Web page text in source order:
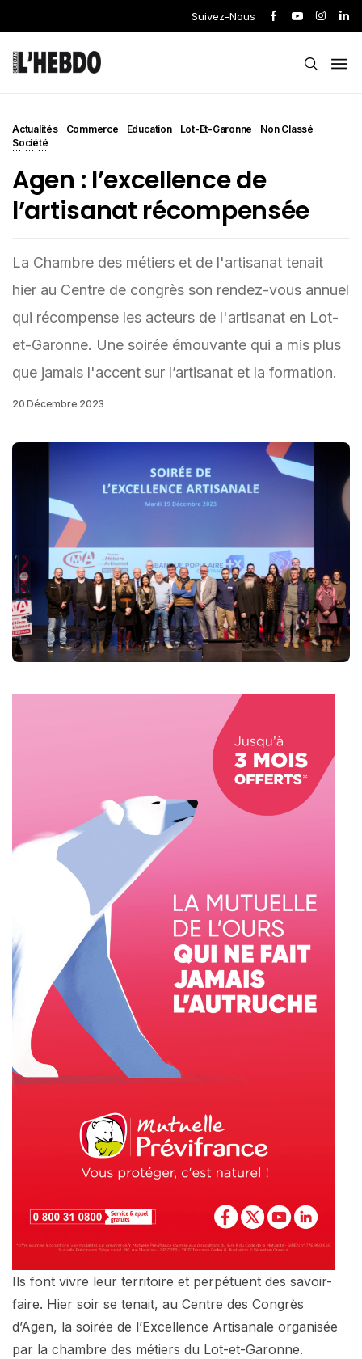
Suivez-Nous
Actualités Commerce Education Lot-Et-Garonne
Non Classé
Société
Agen : l’excellence de
l’artisanat récompensée
La Chambre des métiers et de l'artisanat tenait
hier au Centre de congrès son rendez-vous annuel
qui récompense les acteurs de l'artisanat en Lot-
et-Garonne. Une soirée émouvante qui a mis plus
que jamais l'accent sur l’artisanat et la formation.
20 Décembre 2023
Ils font vivre leur territoire et perpétuent des savoir-
faire. Hier soir se tenait, au Centre des Congrès
d’Agen, la soirée de l’Excellence Artisanale organisée
par la chambre des métiers du Lot-et-Garonne.